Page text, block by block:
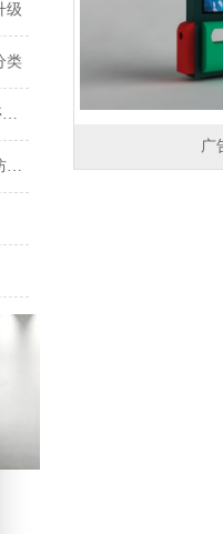
级
类
科技赋能出行！首批智慧候车亭落地主城区 打造数字化公交出行新场景
新增便民候车亭 筑牢出行暖心防线 城区12处空白站点补齐候车配套
广